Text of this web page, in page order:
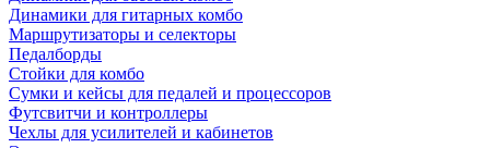
Динамики для гитарных комбо
Маршрутизаторы и селекторы
Педалборды
Стойки для комбо
Сумки и кейсы для педалей и процессоров
Футсвитчи и контроллеры
Чехлы для усилителей и кабинетов